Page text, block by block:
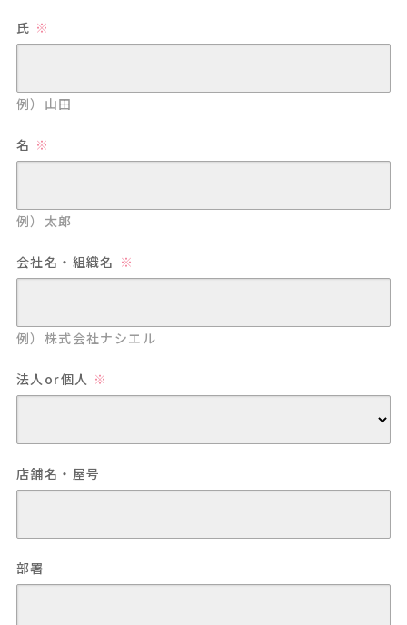
氏
例）山田
名
例）太郎
会社名・組織名
例）株式会社ナシエル
法人or個人
店舗名・屋号
部署